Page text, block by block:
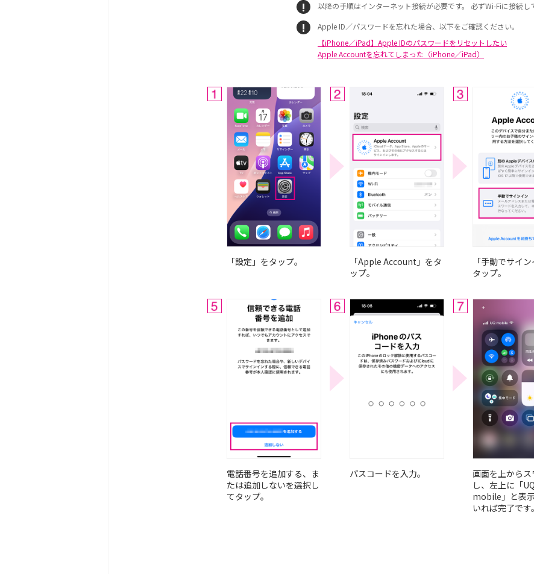
以降の手順はインターネット接続が必要です。 必ずWi-Fiに接続し
Apple ID／パスワードを忘れた場合、以下をご確認ください。
【iPhone／iPad】Apple IDのパスワードをリセットしたい
Apple Accountを忘れてしまった（iPhone／iPad）
「設定」をタップ。
「Apple Account」をタ
ップ。
「手動でサイ
タップ。
電話番号を追加する、ま
たは追加しないを選択し
てタップ。
パスコードを入力。
画面を上から
し、左上に「UQ
mobile」と表
いれば完了です。